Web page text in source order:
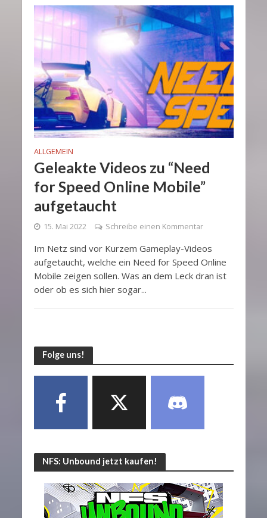
ALLGEMEIN
Geleakte Videos zu “Need
for Speed Online Mobile”
aufgetaucht
15. Mai 2022 Schreibe einen Kommentar
Im Netz sind vor Kurzem Gameplay-Videos
aufgetaucht, welche ein Need for Speed Online
Mobile zeigen sollen. Was an dem Leck dran ist
oder ob es sich hier sogar...
Folge uns!
NFS: Unbound jetzt kaufen!